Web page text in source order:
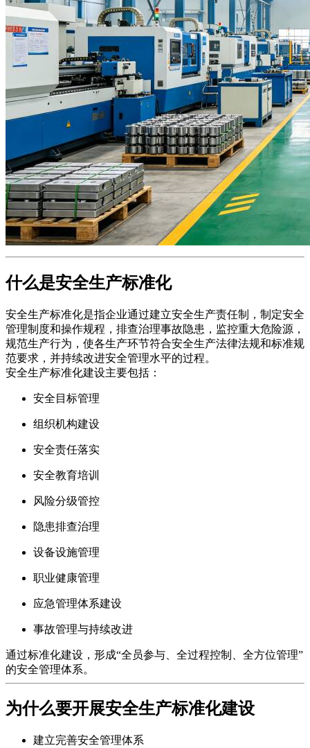
什么是安全生产标准化
安全生产标准化是指企业通过建立安全生产责任制，制定安全
管理制度和操作规程，排查治理事故隐患，监控重大危险源，
规范生产行为，使各生产环节符合安全生产法律法规和标准规
范要求，并持续改进安全管理水平的过程。
安全生产标准化建设主要包括：
安全目标管理
组织机构建设
安全责任落实
安全教育培训
风险分级管控
隐患排查治理
设备设施管理
职业健康管理
应急管理体系建设
事故管理与持续改进
通过标准化建设，形成“全员参与、全过程控制、全方位管理”
的安全管理体系。
为什么要开展安全生产标准化建设
建立完善安全管理体系